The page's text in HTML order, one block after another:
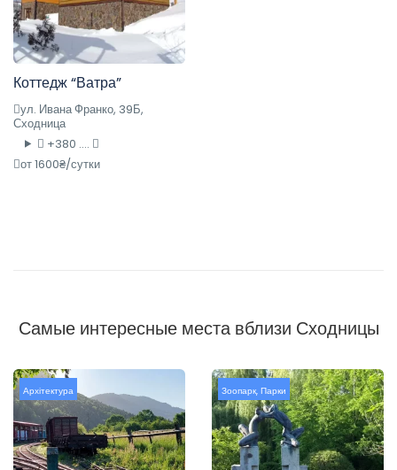
Коттедж “Ватра”
ул. Ивана Франко, 39Б,
Сходница
+380 ....
от 1600₴/сутки
Самые интересные места вблизи Сходницы
Архітектура Зоопарк, Парки